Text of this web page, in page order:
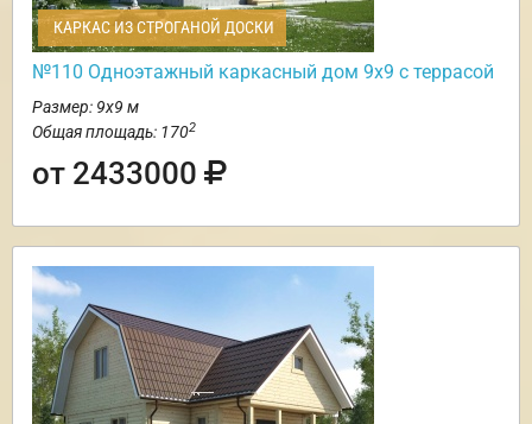
КАРКАС ИЗ СТРОГАНОЙ ДОСКИ
№110 Одноэтажный каркасный дом 9х9 с террасой
Размер: 9х9 м
Общая площадь: 1702
от 2433000